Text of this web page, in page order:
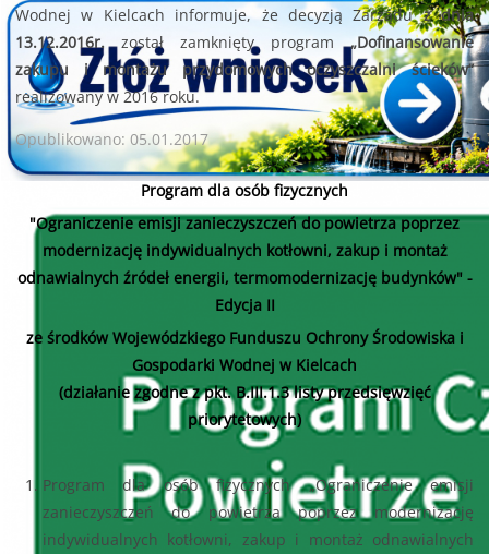
Wodnej w Kielcach informuje, że decyzją Zarząduz dnia
13.12.2016r.został zamknięty program„Dofinansowanie
zakupu i montażu przydomowych oczyszczalni ścieków”
realizowany w 2016 roku.
Opublikowano: 05.01.2017
Program dla osób fizycznych
"Ograniczenie emisji zanieczyszczeń do powietrza poprzez
modernizację indywidualnych kotłowni, zakup i montaż
odnawialnych źródeł energii, termomodernizację budynków" -
Edycja II
ze środków Wojewódzkiego Funduszu Ochrony Środowiska i
Gospodarki Wodnej w Kielcach
(działanie zgodne z pkt. B.III.1.3 listy przedsięwzięć
priorytetowych)
Program dla osób fizycznych „Ograniczenie emisji
zanieczyszczeń do powietrza poprzez modernizację
indywidualnych kotłowni, zakup i montaż odnawialnych